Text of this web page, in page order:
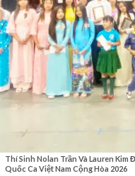
Thí Sinh Nolan Trần Và Lauren
Quốc Ca Việt Nam Cộng Hòa 2026